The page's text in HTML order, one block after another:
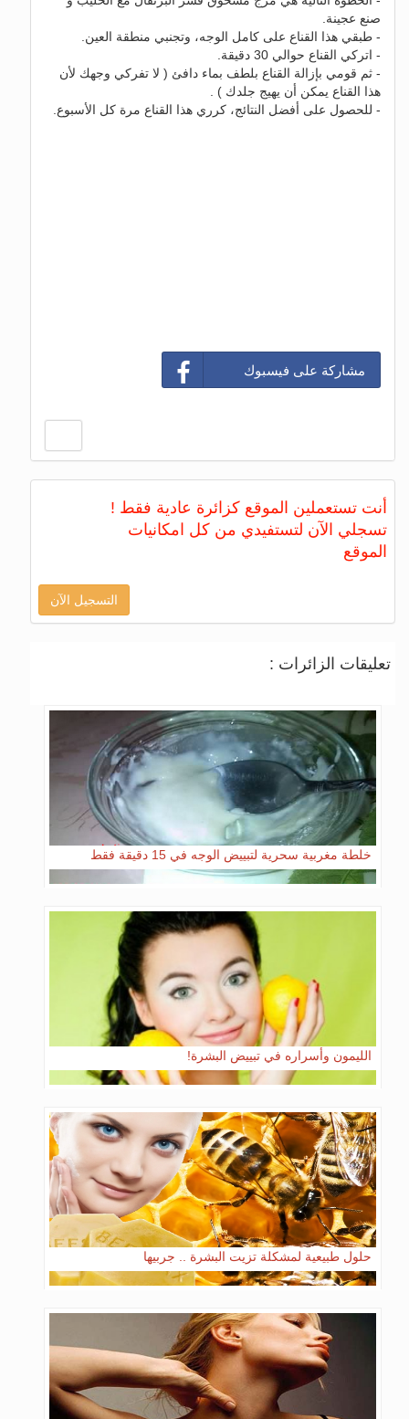
صنع عجينة.
- طبقي هذا القناع على كامل الوجه، وتجنبي منطقة العين.
- اتركي القناع حوالي 30 دقيقة.
- ثم قومي بإزالة القناع بلطف بماء دافئ ( لا تفركي وجهك لأن
هذا القناع يمكن أن يهيج جلدك ) .
- للحصول على أفضل النتائج، كرري هذا القناع مرة كل الأسبوع.
مشاركة على فيسبوك
أنت تستعملين الموقع كزائرة عادية فقط !
تسجلي الآن لتستفيدي من كل امكانيات
الموقع
التسجيل الآن
تعليقات الزائرات :
خلطة مغربية سحرية لتبييض الوجه في 15 دقيقة فقط
الليمون وأسراره في تبييض البشرة!
حلول طبيعية لمشكلة تزيت البشرة .. جربيها